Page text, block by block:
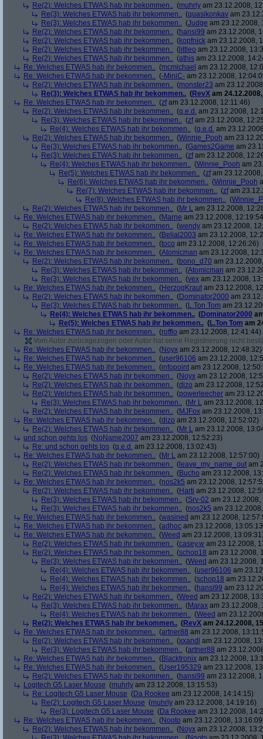
Re(2): Welches ETWAS hab ihr bekommen.. (muhrly am 23.12.2008,
Re(3): Welches ETWAS hab ihr bekommen.. (quasikonkav am
Re(3): Welches ETWAS hab ihr bekommen.. (Judge am 23.12.2008,
Re(2): Welches ETWAS hab ihr bekommen.. (hansi99 am 23.12.2008,
Re(2): Welches ETWAS hab ihr bekommen.. (kopfnick am 23.12.2008,
Re(2): Welches ETWAS hab ihr bekommen.. ( littleo am 23.12.2008,
Re(2): Welches ETWAS hab ihr bekommen.. (athis am 23.12.2008,
Re: Welches ETWAS hab ihr bekommen.. (mcmichael am 23.12.2008,
Re: Welches ETWAS hab ihr bekommen.. (-MiniC- am 23.12.2008,
Re(2): Welches ETWAS hab ihr bekommen.. (monster23 am
Re(3): Welches ETWAS hab ihr bekommen.. (RevX am
Re: Welches ETWAS hab ihr bekommen.. (zfam 23.12.2008, 12:11:46)
Re(2): Welches ETWAS hab ihr bekommen.. (q.e.d. am 23.12.2008,
Re(3): Welches ETWAS hab ihr bekommen.. (zfam 23.12.2008,
Re(4): Welches ETWAS hab ihr bekommen.. (q.e.d. am
Re(2): Welches ETWAS hab ihr bekommen.. (Winnie_Pooh am
Re(3): Welches ETWAS hab ihr bekommen.. (Games2Game am
Re(3): Welches ETWAS hab ihr bekommen.. (zfam 23.12.2008,
Re(4): Welches ETWAS hab ihr bekommen.. (Winnie_Pooh am
Re(5): Welches ETWAS hab ihr bekommen.. (zfam
Re(6): Welches ETWAS hab ihr bekommen.. (Winnie_Pooh
Re(7): Welches ETWAS hab ihr bekommen.. (zfam
Re(8): Welches ETWAS hab ihr bekommen.. (
Re(2): Welches ETWAS hab ihr bekommen.. (Mr L am 23.12.2008,
Re: Welches ETWAS hab ihr bekommen.. (Marne am 23.12.2008,
Re(2): Welches ETWAS hab ihr bekommen.. (wendy am 23.12.2008,
Re: Welches ETWAS hab ihr bekommen.. (Belial2003 am 23.12.2008,
Re: Welches ETWAS hab ihr bekommen.. (toco am 23.12.2008, 12:26:26)
Re: Welches ETWAS hab ihr bekommen.. (Atomicman am 23.12.2008,
Re(2): Welches ETWAS hab ihr bekommen.. (bono_d70 am
Re(3): Welches ETWAS hab ihr bekommen.. (Atomicman am
Re(3): Welches ETWAS hab ihr bekommen.. (vex am 23.12.2008,
Re: Welches ETWAS hab ihr bekommen.. (HerzogKraut am 23.12.2008,
Re(2): Welches ETWAS hab ihr bekommen.. (Dominator2000 am
Re(3): Welches ETWAS hab ihr bekommen.. (L.Ton Tom am
Re(4): Welches ETWAS hab ihr bekommen.. (Dominator2000
Re(5): Welches ETWAS hab ihr bekommen.. (L.Ton Tom am
Re: Welches ETWAS hab ihr bekommen.. (rofflo am 23.12.2008, 12:41:44)
Vom Autor zurückgezogen oder Autor hat seine Registrierung nicht
Re: Welches ETWAS hab ihr bekommen.. (Noyx am 23.12.2008, 12:48:32)
Re: Welches ETWAS hab ihr bekommen.. (user96106 am 23.12.2008,
Re: Welches ETWAS hab ihr bekommen.. (infopoint am 23.12.2008,
Re(2): Welches ETWAS hab ihr bekommen.. (Noyx am 23.12.2008,
Re(2): Welches ETWAS hab ihr bekommen.. (dizo am 23.12.2008,
Re(2): Welches ETWAS hab ihr bekommen.. (powerleecher am
Re(3): Welches ETWAS hab ihr bekommen.. (Mr L am 23.12.2008,
Re(2): Welches ETWAS hab ihr bekommen.. (MJFox am 23.12.2008,
Re: Welches ETWAS hab ihr bekommen.. (dizo am 23.12.2008, 12:52:02)
Re(2): Welches ETWAS hab ihr bekommen.. (Mr L am 23.12.2008,
und schon gehts los (NoName2007 am 23.12.2008, 12:52:23)
Re: und schon gehts los (q.e.d. am 23.12.2008, 13:02:43)
Re: Welches ETWAS hab ihr bekommen.. (Mr L am 23.12.2008, 12:57:00)
Re(2): Welches ETWAS hab ihr bekommen.. ( leave_my_name_out am
Re(2): Welches ETWAS hab ihr bekommen.. (Bucho am 23.12.2008,
Re: Welches ETWAS hab ihr bekommen.. (nos2k5 am 23.12.2008,
Re(2): Welches ETWAS hab ihr bekommen.. (Harti am 23.12.2008,
Re(3): Welches ETWAS hab ihr bekommen.. (Srv-02 am 23.12.2008,
Re(3): Welches ETWAS hab ihr bekommen.. (nos2k5 am
Re: Welches ETWAS hab ihr bekommen.. (wasined am 23.12.2008,
Re: Welches ETWAS hab ihr bekommen.. (adhoc am 23.12.2008,
Re: Welches ETWAS hab ihr bekommen.. (Weed am 23.12.2008,
Re(2): Welches ETWAS hab ihr bekommen.. (casey.w am 23.12.2008,
Re(2): Welches ETWAS hab ihr bekommen.. (schop18 am 23.12.2008,
Re(3): Welches ETWAS hab ihr bekommen.. (Weed am 23.12.2008,
Re(4): Welches ETWAS hab ihr bekommen.. (user96106 am
Re(4): Welches ETWAS hab ihr bekommen.. (schop18 am
Re(4): Welches ETWAS hab ihr bekommen.. (hansi99 am
Re(2): Welches ETWAS hab ihr bekommen.. (Weed am 23.12.2008,
Re(3): Welches ETWAS hab ihr bekommen.. (Marax am 23.12.2008,
Re(4): Welches ETWAS hab ihr bekommen.. (Weed am
Re(2): Welches ETWAS hab ihr bekommen.. (RevX am 24.12.2008,
Re: Welches ETWAS hab ihr bekommen.. (artner88 am 23.12.2008,
Re(2): Welches ETWAS hab ihr bekommen.. (xxandl am 23.12.2008,
Re(3): Welches ETWAS hab ihr bekommen.. (artner88 am
Re: Welches ETWAS hab ihr bekommen.. (Blacktronix am 23.12.2008,
Re: Welches ETWAS hab ihr bekommen.. (User195329 am 23.12.2008,
Re(2): Welches ETWAS hab ihr bekommen.. (hansi99 am 23.12.2008,
Logitech G5 Laser Mouse (muhrly am 23.12.2008, 13:15:53)
Re: Logitech G5 Laser Mouse (Da Rookee am 23.12.2008, 14:14:15)
Re(2): Logitech G5 Laser Mouse (muhrly am 23.12.2008, 14:19:16)
Re(3): Logitech G5 Laser Mouse (Da Rookee am 23.12.2008,
Re: Welches ETWAS hab ihr bekommen.. (Nooto am 23.12.2008,
Re(2): Welches ETWAS hab ihr bekommen.. (Noyx am 23.12.2008,